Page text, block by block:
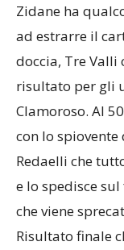
Zidane ha
ad estrarre il
doccia, Tre Valli
risultato per gli
Clamoroso. Al
con lo
Redaelli che
e lo spedisce
che viene
Risultato finale